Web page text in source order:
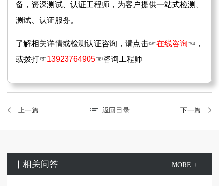
备，资深测试、认证工程师，为客户提供一站式检测、
测试、认证服务。
了解相关详情或检测认证咨询，请点击☞在线咨询☜，
或拨打☞13923764905☜咨询工程师
上一篇 返回目录 下一篇
相关问答 MORE +